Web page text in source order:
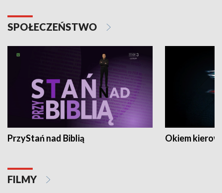
SPOŁECZEŃSTWO
PrzyStań nad Biblią Okiem
FILMY